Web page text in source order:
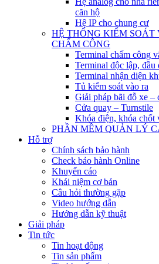
căn hộ
Hệ IP cho chung cư
HỆ THỐNG KIỂM SOÁT
CHẤM CÔNG
Terminal chấm công
Terminal độc lập, đầu
Terminal nhận diện
Tủ kiểm soát vào ra
Giải pháp bãi đỗ xe –
Cửa quay – Turnstile
Khóa điện, khóa chốt
PHẦN MỀM QUẢN LÝ
Hỗ trợ
Chính sách bảo hành
Check bảo hành Online
Khuyến cáo
Khái niệm cơ bản
Câu hỏi thường gặp
Video hướng dẫn
Hướng dẫn kỹ thuật
Giải pháp
Tin tức
Tin hoạt động
Tin sản phẩm